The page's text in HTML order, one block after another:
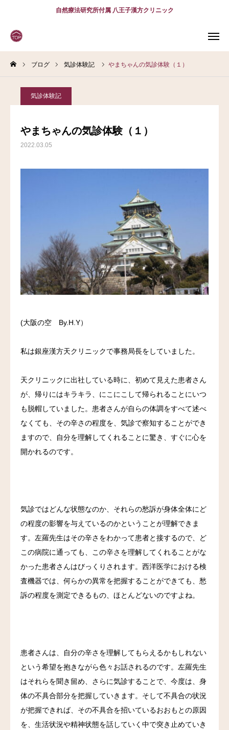
自然療法研究所付属 八王子漢方クリニック
ブログ 気診体験記 やまちゃんの気診体験（１）
気診体験記
やまちゃんの気診体験（１）
2022.03.05
(大阪の空 By.H.Y）
私は銀座漢方天クリニックで事務局長をしていました。
天クリニックに出社している時に、初めて見えた患者さん
が、帰りにはキラキラ、にこにこして帰られることにいつ
も脱帽していました。患者さんが自らの体調をすべて述べ
なくても、その辛さの程度を、気診で察知することができ
ますので、自分を理解してくれることに驚き、すぐに心を
開かれるのです。
気診ではどんな状態なのか、それらの愁訴が身体全体にど
の程度の影響を与えているのかということが理解できま
す。左羅先生はその辛さをわかって患者と接するので、ど
この病院に通っても、この辛さを理解してくれることがな
かった患者さんはびっくりされます。西洋医学における検
査機器では、何らかの異常を把握することができても、愁
訴の程度を測定できるもの、ほとんどないのですよね。
患者さんは、自分の辛さを理解してもらえるかもしれない
という希望を抱きながら色々お話されるのです。左羅先生
はそれらを聞き留め、さらに気診することで、今度は、身
体の不具合部分を把握していきます。そして不具合の状況
が把握できれば、その不具合を招いているおおもとの原因
を、生活状況や精神状態を話していく中で突き止めていき
WEB 予約
電話予約
アクセス
リンク
気診の学校